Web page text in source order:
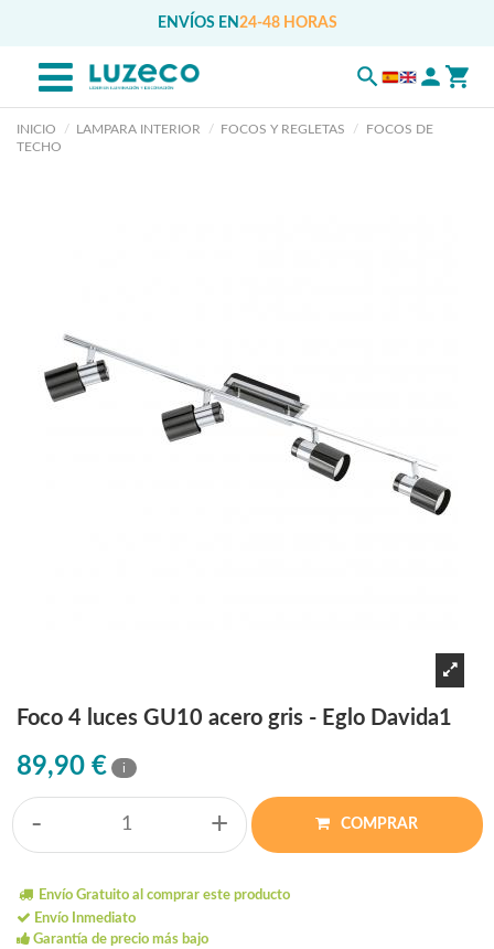
ENVÍOS EN 24-48 HORAS
INICIO LAMPARA INTERIOR FOCOS Y REGLETAS
FOCOS DE
TECHO
Foco 4 luces GU10 acero gris - Eglo Davida1
89,90 € i
- + COMPRAR
Envío Gratuito al comprar este producto
Envío Inmediato
Garantía de precio más bajo